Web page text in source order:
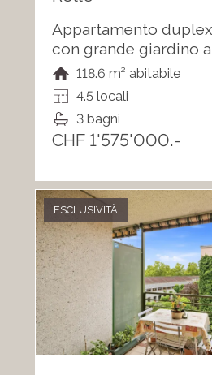
Appartamento
con grande giardino
118.6 m² abitabile
4.5 locali
3 bagni
CHF 1'575'000.-
ESCLUSIVITÀ